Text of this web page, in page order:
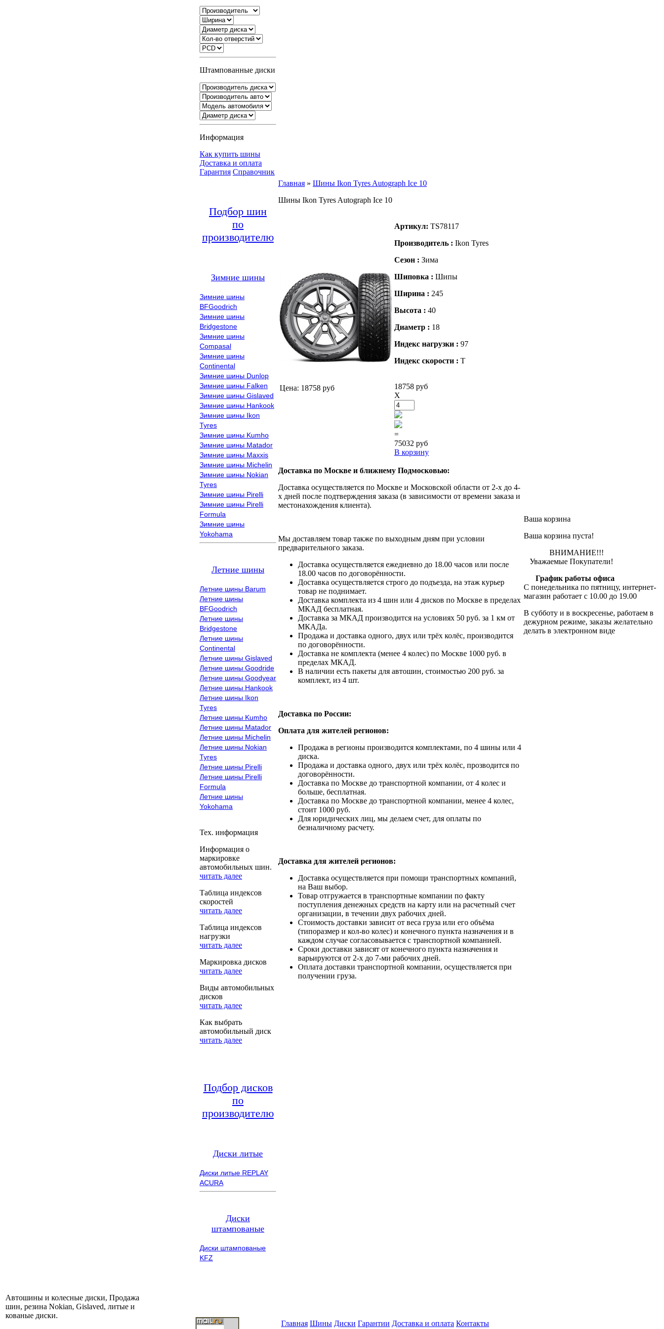
Штампованные диски
Информация
Как купить шины
Доставка и оплата
Гарантия Справочник
Подбор шин
по
производителю
Зимние шины
Зимние шины
BFGoodrich
Зимние шины
Bridgestone
Зимние шины
Compasal
Зимние шины
Continental
Зимние шины Dunlop
Зимние шины Falken
Зимние шины Gislaved
Зимние шины Hankook
Зимние шины Ikon
Tyres
Зимние шины Kumho
Зимние шины Matador
Зимние шины Maxxis
Зимние шины Michelin
Зимние шины Nokian
Tyres
Зимние шины Pirelli
Зимние шины Pirelli
Formula
Зимние шины
Yokohama
Летние шины
Летние шины Barum
Летние шины
BFGoodrich
Летние шины
Bridgestone
Летние шины
Continental
Летние шины Gislaved
Летние шины Goodride
Летние шины Goodyear
Летние шины Hankook
Летние шины Ikon
Tyres
Летние шины Kumho
Летние шины Matador
Летние шины Michelin
Летние шины Nokian
Tyres
Летние шины Pirelli
Летние шины Pirelli
Formula
Летние шины
Yokohama
Тех. информация
Информация о
маркировке
автомобильных шин.
читать далее
Таблица индексов
скоростей
читать далее
Таблица индексов
нагрузки
читать далее
Маркировка дисков
читать далее
Виды автомобильных
дисков
читать далее
Как выбрать
автомобильный диск
читать далее
Подбор дисков
по
производителю
Диски литые
Диски литые REPLAY
ACURA
Диски
штампованые
Диски штампованые
KFZ
Главная » Шины Ikon Tyres Autograph Ice 10
Шины Ikon Tyres Autograph Ice 10
Цена: 18758 руб
Артикул: TS78117
Производитель : Ikon Tyres
Сезон : Зима
Шиповка : Шипы
Ширина : 245
Высота : 40
Диаметр : 18
Индекс нагрузки : 97
Индекс скорости : T
18758 руб
X
=
75032 руб
В корзину
Доставка по Москве и ближнему Подмосковью:
Доставка осуществляется по Москве и Московской области от 2-х до 4-
х дней после подтверждения заказа (в зависимости от времени заказа и
местонахождения клиента).
Мы доставляем товар также по выходным дням при условии
предварительного заказа.
Доставка осуществляется ежедневно до 18.00 часов или после
18.00 часов по договорённости.
Доставка осуществляется строго до подъезда, на этаж курьер
товар не поднимает.
Доставка комплекта из 4 шин или 4 дисков по Москве в пределах
МКАД бесплатная.
Доставка за МКАД производится на условиях 50 руб. за 1 км от
МКАДа.
Продажа и доставка одного, двух или трёх колёс, производится
по договорённости.
Доставка не комплекта (менее 4 колес) по Москве 1000 руб. в
пределах МКАД.
В наличии есть пакеты для автошин, стоимостью 200 руб. за
комплект, из 4 шт.
Доставка по России:
Оплата для жителей регионов:
Продажа в регионы производится комплектами, по 4 шины или 4
диска.
Продажа и доставка одного, двух или трёх колёс, прозводится по
договорённости.
Доставка по Москве до транспортной компании, от 4 колес и
больше, бесплатная.
Доставка по Москве до транспортной компании, менее 4 колес,
стоит 1000 руб.
Для юридических лиц, мы делаем счет, для оплаты по
безналичному расчету.
Доставка для жителей регионов:
Доставка осуществляется при помощи транспортных компаний,
на Ваш выбор.
Товар отгружается в транспортные компании по факту
поступления денежных средств на карту или на расчетный счет
организации, в течении двух рабочих дней.
Стоимость доставки зависит от веса груза или его объёма
(типоразмер и кол-во колес) и конечного пункта назначения и в
каждом случае согласовывается с транспортной компанией.
Сроки доставки зависят от конечного пункта назначения и
варьируются от 2-х до 7-ми рабочих дней.
Оплата доставки транспортной компании, осуществляется при
получении груза.
Ваша корзина
Ваша корзина пуста!
ВНИМАНИЕ!!!
Уважаемые Покупатели!
График работы офиса
С понедельника по пятницу, интернет-
магазин работает с 10.00 до 19.00
В субботу и в воскресенье, работаем в
дежурном режиме, заказы желательно
делать в электронном виде
Автошины и колесные диски, Продажа
шин, резина Nokian, Gislaved, литые и
кованые диски.
Главная Шины Диски Гарантии Доставка и оплата Контакты